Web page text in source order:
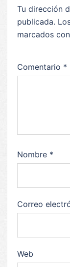
Tu dirección
publicada.
marcados con
Comentario *
Nombre *
Correo
Web